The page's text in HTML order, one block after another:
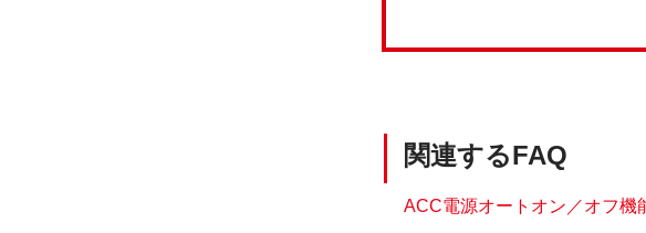
関連するFAQ
ACC電源オートオン／オフ機